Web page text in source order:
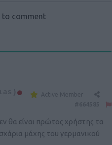
to comment
Active Member
θα είναι πρώτος χρήστης τα
μάχης του γερμανικού